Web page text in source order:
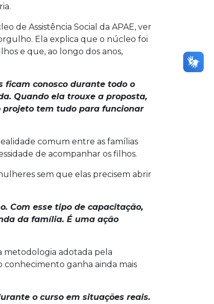
de Assistência Social da APAE, ver
Ela explica que o núcleo foi
e que, ao longo dos anos,
ficam conosco durante todo o
Quando ela trouxe a proposta,
projeto tem tudo para funcionar
comum entre as famílias
de acompanhar os filhos.
sem que elas precisem abrir
Com esse tipo de capacitação,
da família. É uma ação
metodologia adotada pela
conhecimento ganha ainda mais
o curso em situações reais.